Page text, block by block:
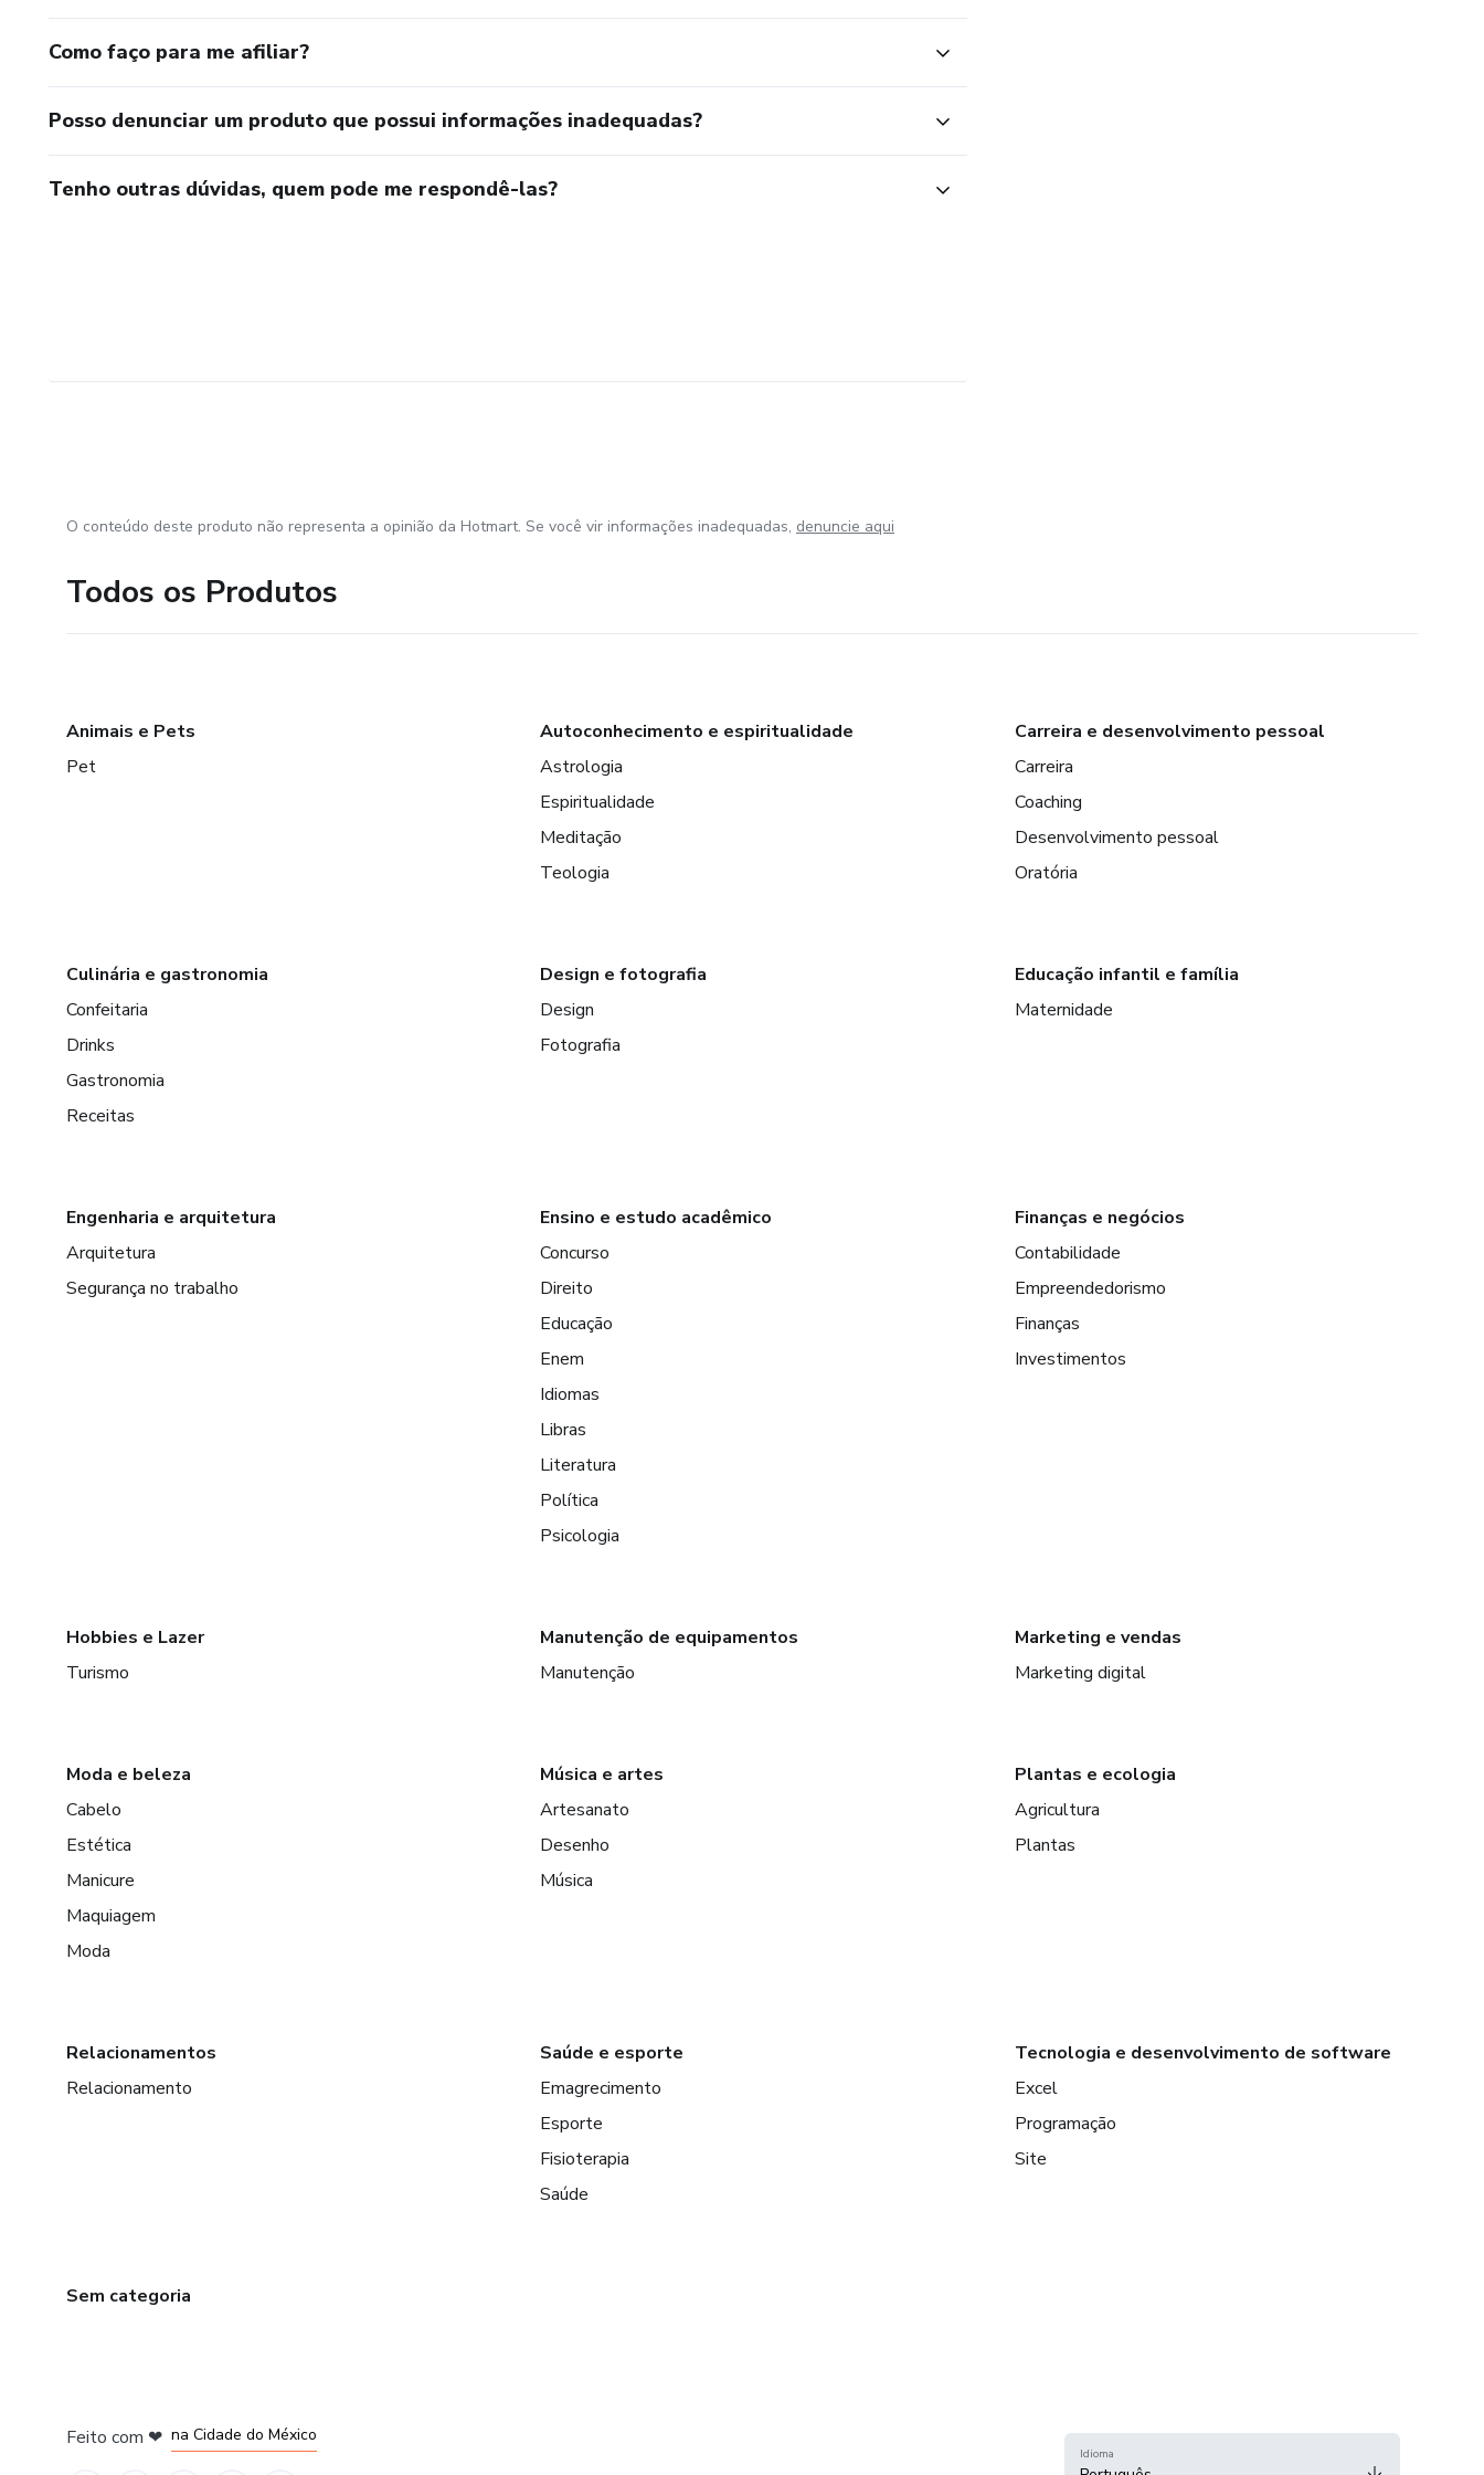
Como faço para me afiliar?
Posso denunciar um produto que possui informações inadequadas?
Tenho outras dúvidas, quem pode me respondê-las?
O conteúdo deste produto não representa a opinião da Hotmart. Se você vir informações inadequadas, denuncie aqui
Todos os Produtos
Animais e Pets
Pet
Autoconhecimento e espiritualidade
Astrologia
Espiritualidade
Meditação
Teologia
Carreira e desenvolvimento pessoal
Carreira
Coaching
Desenvolvimento pessoal
Oratória
Culinária e gastronomia
Confeitaria
Drinks
Gastronomia
Receitas
Design e fotografia
Design
Fotografia
Educação infantil e família
Maternidade
Engenharia e arquitetura
Arquitetura
Segurança no trabalho
Ensino e estudo acadêmico
Concurso
Direito
Educação
Enem
Idiomas
Libras
Literatura
Política
Psicologia
Finanças e negócios
Contabilidade
Empreendedorismo
Finanças
Investimentos
Hobbies e Lazer
Turismo
Manutenção de equipamentos
Manutenção
Marketing e vendas
Marketing digital
Moda e beleza
Cabelo
Estética
Manicure
Maquiagem
Moda
Música e artes
Artesanato
Desenho
Música
Plantas e ecologia
Agricultura
Plantas
Relacionamentos
Relacionamento
Saúde e esporte
Emagrecimento
Esporte
Fisioterapia
Saúde
Tecnologia e desenvolvimento de software
Excel
Programação
Site
Sem categoria
Feito com ❤ na Cidade do México
Idioma